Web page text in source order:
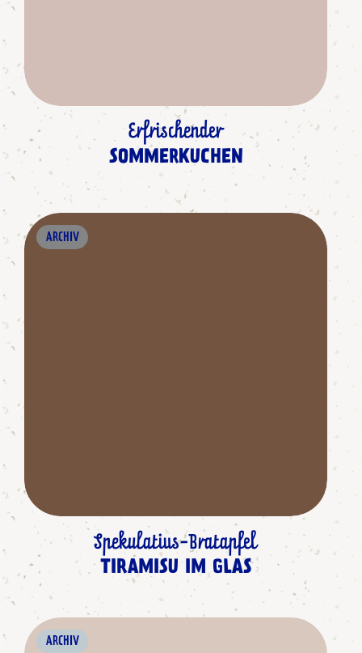
Erfrischender
SOMMERKUCHEN
ARCHIV
Spekulatius-Bratapfel
TIRAMISU IM GLAS
ARCHIV